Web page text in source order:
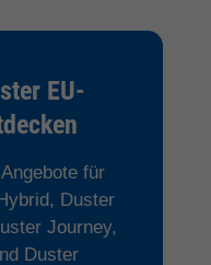
EU-
für
Duster
Journey,
Duster